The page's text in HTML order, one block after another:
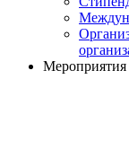
Мероприятия